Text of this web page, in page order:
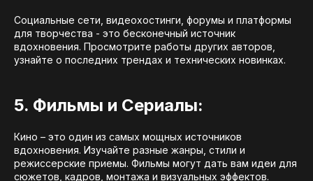
Социальные сети, видеохостинги, форумы и платформы
для творчества - это бесконечный источник
вдохновения. Просмотрите работы других авторов,
узнайте о последних трендах и технических новинках.
5. Фильмы и Сериалы:
Кино – это один из самых мощных источников
вдохновения. Изучайте разные жанры, стили и
режиссерские приемы. Фильмы могут дать вам идеи для
сюжетов, кадров, монтажа и визуальных эффектов.